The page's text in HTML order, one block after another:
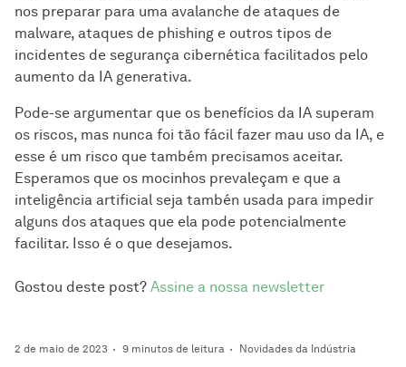
nos preparar para uma avalanche de ataques de
malware, ataques de phishing e outros tipos de
incidentes de segurança cibernética facilitados pelo
aumento da IA generativa.
Pode-se argumentar que os benefícios da IA superam
os riscos, mas nunca foi tão fácil fazer mau uso da IA, e
esse é um risco que também precisamos aceitar.
Esperamos que os mocinhos prevaleçam e que a
inteligência artificial seja tambén usada para impedir
alguns dos ataques que ela pode potencialmente
facilitar. Isso é o que desejamos.
Gostou deste post? Assine a nossa newsletter
2 de maio de 2023 9 minutos de leitura Novidades da Indústria